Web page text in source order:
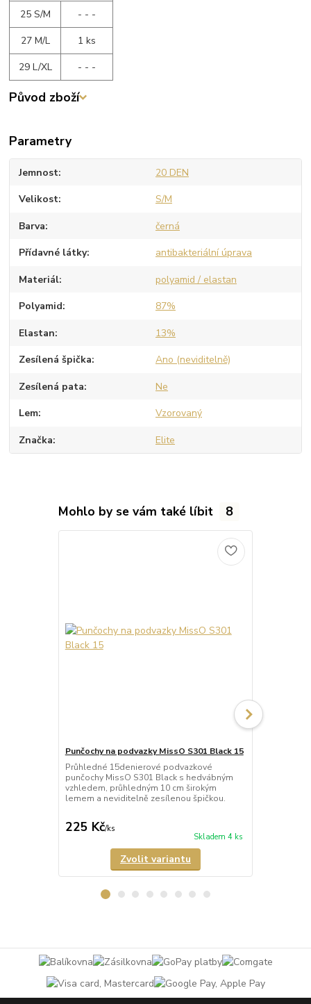
25 S/M
- - -
27 M/L
1 ks
29 L/XL
- - -
Původ zboží
Parametry
Jemnost 20 DEN
Velikost S/M
Barva černá
Přídavné látky antibakteriální úprava
Materiál polyamid / elastan
Polyamid 87%
Elastan 13%
Zesílená špička Ano (neviditelně)
Zesílená pata Ne
Lem Vzorovaný
Značka Elite
Mohlo by se vám také líbit 8
Punčochy na podvazky MissO S301 Black 15
Průhledné 15denierové podvazkové
punčochy MissO S301 Black s hedvábným
vzhledem, průhledným 10 cm širokým
lemem a neviditelně zesílenou špičkou.
225 Kč/ks
Skladem 4 ks
Zvolit variantu